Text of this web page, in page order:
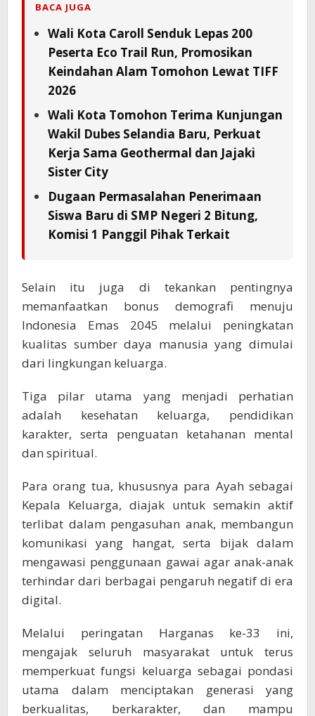
BACA JUGA
Wali Kota Caroll Senduk Lepas 200
Peserta Eco Trail Run, Promosikan
Keindahan Alam Tomohon Lewat TIFF
2026
Wali Kota Tomohon Terima Kunjungan
Wakil Dubes Selandia Baru, Perkuat
Kerja Sama Geothermal dan Jajaki
Sister City
Dugaan Permasalahan Penerimaan
Siswa Baru di SMP Negeri 2 Bitung,
Komisi 1 Panggil Pihak Terkait
Selain itu juga di tekankan pentingnya
memanfaatkan bonus demografi menuju
Indonesia Emas 2045 melalui peningkatan
kualitas sumber daya manusia yang dimulai
dari lingkungan keluarga.
Tiga pilar utama yang menjadi perhatian
adalah kesehatan keluarga, pendidikan
karakter, serta penguatan ketahanan mental
dan spiritual.
Para orang tua, khususnya para Ayah sebagai
Kepala Keluarga, diajak untuk semakin aktif
terlibat dalam pengasuhan anak, membangun
komunikasi yang hangat, serta bijak dalam
mengawasi penggunaan gawai agar anak-anak
terhindar dari berbagai pengaruh negatif di era
digital.
Melalui peringatan Harganas ke-33 ini,
mengajak seluruh masyarakat untuk terus
memperkuat fungsi keluarga sebagai pondasi
utama dalam menciptakan generasi yang
berkualitas, berkarakter, dan mampu